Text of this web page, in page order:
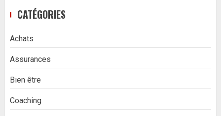
CATÉGORIES
Achats
Assurances
Bien être
Coaching